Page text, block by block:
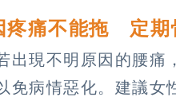
疼痛不能拖 定期
出現不明原因的腰痛
免病情惡化。建議女